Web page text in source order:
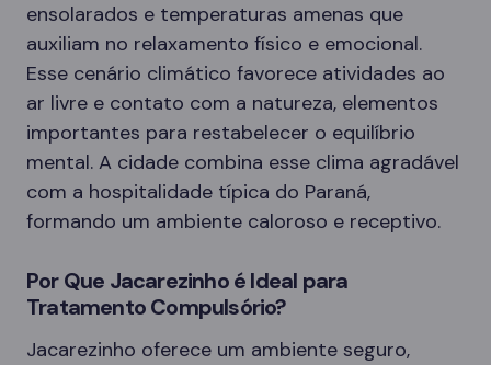
ensolarados e temperaturas amenas que
auxiliam no relaxamento físico e emocional.
Esse cenário climático favorece atividades ao
ar livre e contato com a natureza, elementos
importantes para restabelecer o equilíbrio
mental. A cidade combina esse clima agradável
com a hospitalidade típica do Paraná,
formando um ambiente caloroso e receptivo.
Por Que Jacarezinho é Ideal para
Tratamento Compulsório?
Jacarezinho oferece um ambiente seguro,